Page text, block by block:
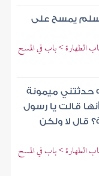
وسلم يمسح على
الطهارة > باب في المسح
حدثتني ميمونة
قالت يا رسول
قال لا ولكن
الطهارة > باب في المسح